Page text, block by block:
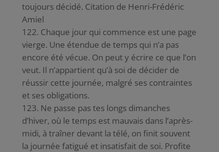
toujours décidé. Citation de Henri-Frédéric
Amiel
Chaque jour qui commence est une page
vierge. Une étendue de temps qui n’a pas
encore été vécue. On peut y écrire ce que l’on
veut. Il n’appartient qu’à soi de décider de
réussir cette journée, malgré ses contraintes
et ses obligations.
Ne passe pas tes longs dimanches
d’hiver, où le temps est mauvais dans l’après-
midi, à traîner devant la télé, on finit souvent
la journée fatigué et insatisfait de soi. Profite